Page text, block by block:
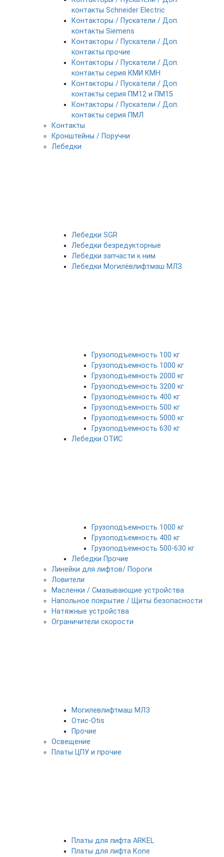
контакты Schneider Electric
Контакторы / Пускатели / Доп.
контакты Siemens
Контакторы / Пускатели / Доп.
контакты прочие
Контакторы / Пускатели / Доп.
контакты серия КМИ КМН
Контакторы / Пускатели / Доп.
контакты серия ПМ12 и ПМ15
Контакторы / Пускатели / Доп.
контакты серия ПМЛ
Контакты
Кронштейны / Поручни
Лебедки
Лебедки SGR
Лебедки безредукторные
Лебедки запчасти к ним
Лебедки Могилёвлифтмаш МЛЗ
Грузоподъемность 100 кг
Грузоподъемность 1000 кг
Грузоподъемность 2000 кг
Грузоподъемность 3200 кг
Грузоподъемность 400 кг
Грузоподъемность 500 кг
Грузоподъемность 5000 кг
Грузоподъемность 630 кг
Лебедки ОТИС
Грузоподъемность 1000 кг
Грузоподъемность 400 кг
Грузоподъемность 500-630 кг
Лебедки Прочие
Линейки для лифтов/ Пороги
Ловители
Масленки / Смазывающие устройства
Напольное покрытие / Щиты безопасности
Натяжные устройства
Ограничители скорости
Могилевлифтмаш МЛЗ
Отис-Otis
Прочие
Освещение
Платы ЦПУ и прочие
Платы для лифта ARKEL
Платы для лифта Kone